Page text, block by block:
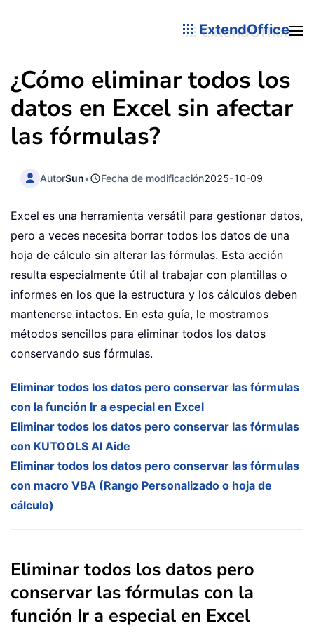
ExtendOffice
¿Cómo eliminar todos los
datos en Excel sin afectar
las fórmulas?
AutorSun• Fecha de modificación2025-10-09
Excel es una herramienta versátil para gestionar datos,
pero a veces necesita borrar todos los datos de una
hoja de cálculo sin alterar las fórmulas. Esta acción
resulta especialmente útil al trabajar con plantillas o
informes en los que la estructura y los cálculos deben
mantenerse intactos. En esta guía, le mostramos
métodos sencillos para eliminar todos los datos
conservando sus fórmulas.
Eliminar todos los datos pero conservar las fórmulas
con la función Ir a especial en Excel
Eliminar todos los datos pero conservar las fórmulas
con KUTOOLS AI Aide
Eliminar todos los datos pero conservar las fórmulas
con macro VBA (Rango Personalizado o hoja de
cálculo)
Eliminar todos los datos pero
conservar las fórmulas con la
función Ir a especial en Excel